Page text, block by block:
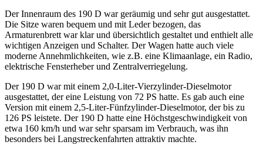
Der Innenraum des 190 D war geräumig und sehr gut ausgestattet.
Die Sitze waren bequem und mit Leder bezogen, das
Armaturenbrett war klar und übersichtlich gestaltet und enthielt alle
wichtigen Anzeigen und Schalter. Der Wagen hatte auch viele
moderne Annehmlichkeiten, wie z.B. eine Klimaanlage, ein Radio,
elektrische Fensterheber und Zentralverriegelung.
Der 190 D war mit einem 2,0-Liter-Vierzylinder-Dieselmotor
ausgestattet, der eine Leistung von 72 PS hatte. Es gab auch eine
Version mit einem 2,5-Liter-Fünfzylinder-Dieselmotor, der bis zu
126 PS leistete. Der 190 D hatte eine Höchstgeschwindigkeit von
etwa 160 km/h und war sehr sparsam im Verbrauch, was ihn
besonders bei Langstreckenfahrten attraktiv machte.